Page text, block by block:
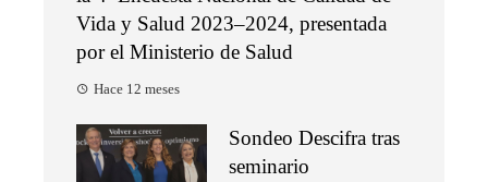
Vida y Salud 2023–2024, presentada
por el Ministerio de Salud
Hace 12 meses
Sondeo Descifra tras
seminario